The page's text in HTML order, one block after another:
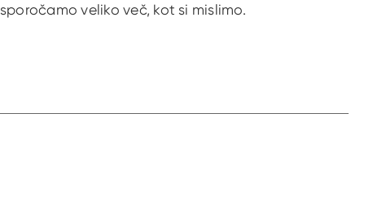
sporočamo veliko več, kot si mislimo.